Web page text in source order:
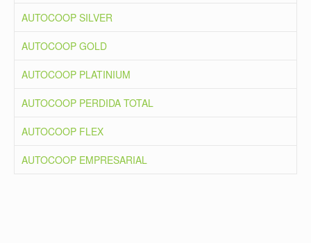
AUTOCOOP SILVER
AUTOCOOP GOLD
AUTOCOOP PLATINIUM
AUTOCOOP PERDIDA TOTAL
AUTOCOOP FLEX
AUTOCOOP EMPRESARIAL